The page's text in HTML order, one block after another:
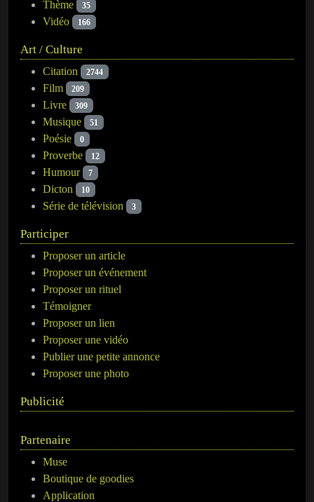
Thème 35
Vidéo 166
Art / Culture
Citation 2744
Film 209
Livre 309
Musique 51
Poésie 0
Proverbe 12
Humour 7
Dicton 10
Série de télévision 3
Participer
Proposer un article
Proposer un événement
Proposer un rituel
Témoigner
Proposer un lien
Proposer une vidéo
Publier une petite annonce
Proposer une photo
Publicité
Partenaire
Muse
Boutique de goodies
Application